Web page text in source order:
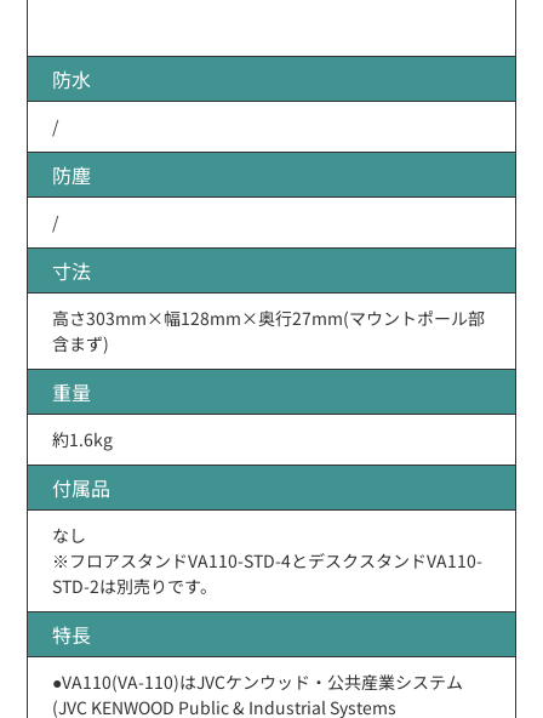
防水
/
防塵
/
寸法
高さ303mm×幅128mm×奥行27mm(マウントポール部
含まず)
重量
約1.6kg
付属品
なし
※フロアスタンドVA110-STD-4とデスクスタンドVA110-
STD-2は別売りです。
特長
●VA110(VA-110)はJVCケンウッド・公共産業システム
(JVC KENWOOD Public & Industrial Systems